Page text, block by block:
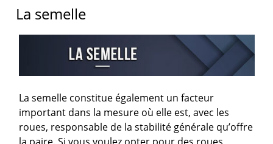
La semelle
La semelle constitue également un facteur
important dans la mesure où elle est, avec les
roues, responsable de la stabilité générale qu’offre